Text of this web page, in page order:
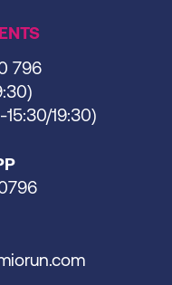
796
19:30)